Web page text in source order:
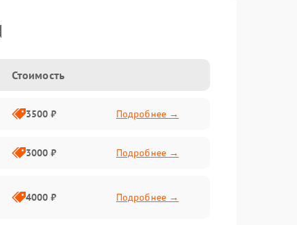
Стоимость
3500 ₽ Подробнее →
3000 ₽ Подробнее →
4000 ₽ Подробнее →